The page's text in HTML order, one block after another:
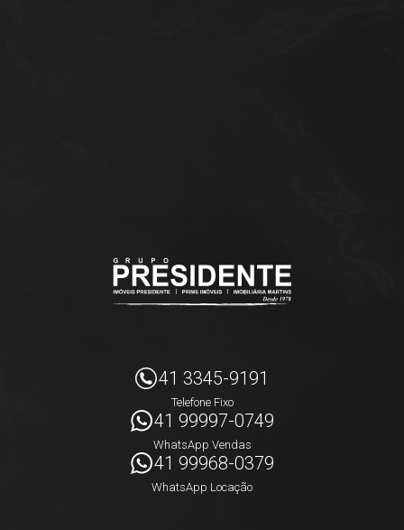
41 3345-9191
Telefone Fixo
41 99997-0749
WhatsApp Vendas
41 99968-0379
WhatsApp Locação